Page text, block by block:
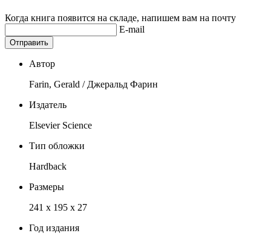
Когда книга появится на складе, напишем вам на почту
E-mail
Отправить
Автор
Farin, Gerald / Джеральд Фарин
Издатель
Elsevier Science
Тип обложки
Hardback
Размеры
241 x 195 x 27
Год издания